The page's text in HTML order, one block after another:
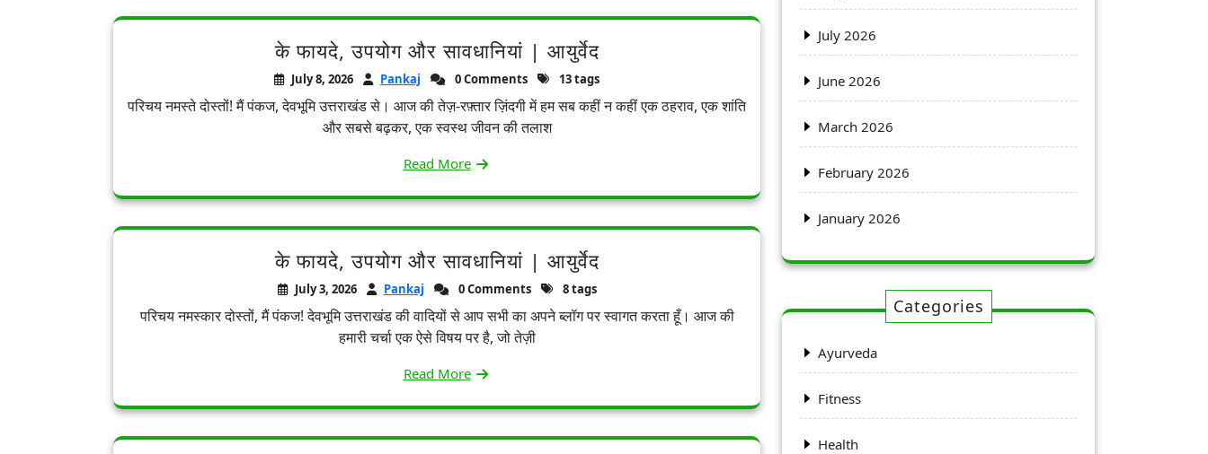
के फायदे, उपयोग और सावधानियां | आयुर्वेद
July 8, 2026 Pankaj 0 Comments 13 tags
परिचय नमस्ते दोस्तों! मैं पंकज, देवभूमि उत्तराखंड से। आज की तेज़-रफ़्तार ज़िंदगी में हम सब कहीं न कहीं एक ठहराव, एक शांति
और सबसे बढ़कर, एक स्वस्थ जीवन की तलाश
Read More
के फायदे, उपयोग और सावधानियां | आयुर्वेद
July 3, 2026 Pankaj 0 Comments 8 tags
परिचय नमस्कार दोस्तों, मैं पंकज! देवभूमि उत्तराखंड की वादियों से आप सभी का अपने ब्लॉग पर स्वागत करता हूँ। आज की
हमारी चर्चा एक ऐसे विषय पर है, जो तेज़ी
Read More
July 2026
June 2026
March 2026
February 2026
January 2026
Categories
Ayurveda
Fitness
Health